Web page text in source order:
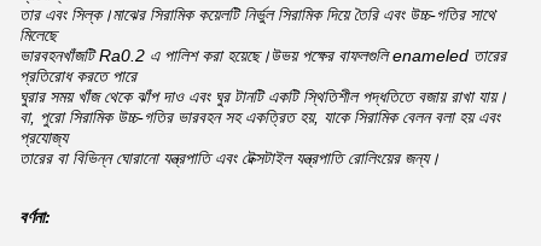
তার এবং সিল্ক।মাঝের সিরামিক কয়েলটি নির্ভুল সিরামিক দিয়ে তৈরি এবং উচ্চ-গতির সাথে
মিলেছে
ভারবহনখাঁজটি Ra0.2 এ পালিশ করা হয়েছে।উভয় পক্ষের বাফলগুলি enameled তারের
প্রতিরোধ করতে পারে
ঘুরার সময় খাঁজ থেকে ঝাঁপ দাও এবং ঘুর টানটি একটি স্থিতিশীল পদ্ধতিতে বজায় রাখা যায়।
বা, পুরো সিরামিক উচ্চ-গতির ভারবহন সহ একত্রিত হয়, যাকে সিরামিক বেলন বলা হয় এবং
প্রযোজ্য
তারের বা বিভিন্ন ঘোরানো যন্ত্রপাতি এবং টেক্সটাইল যন্ত্রপাতি রোলিংয়ের জন্য।
বর্ণনা: